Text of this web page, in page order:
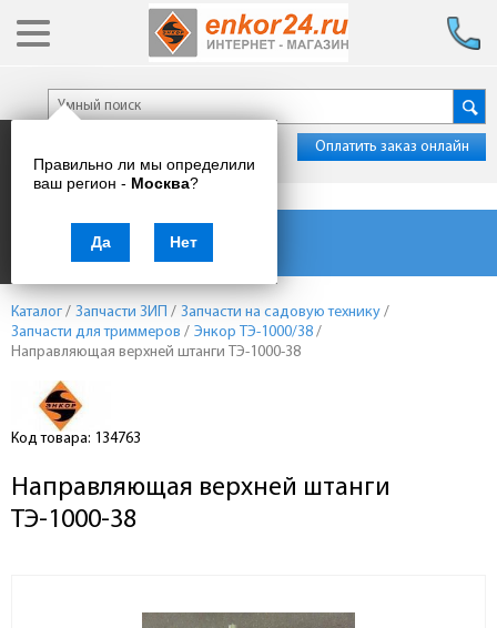
Правильно ли мы определили
ваш регион - Москва?
Да Нет
Оплатить заказ онлайн
Каталог товаров
Каталог / Запчасти ЗИП / Запчасти на садовую технику /
Запчасти для триммеров / Энкор ТЭ-1000/38 /
Направляющая верхней штанги ТЭ-1000-38
Код товара: 134763
Направляющая верхней штанги
ТЭ-1000-38